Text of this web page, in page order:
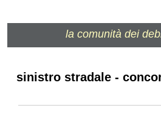
la comunità dei
sinistro stradale -